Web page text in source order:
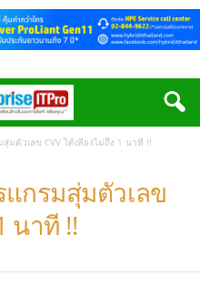
มตัวเลข CVV ได้เพียงไม่ถึง 1 นาที !!
กรมสุ่มตัวเลข
นาที !!